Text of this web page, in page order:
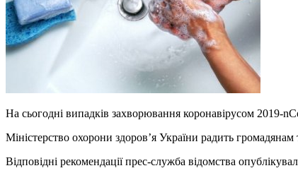
На сьогодні випадків захворювання коронавірусом 2019-
Міністерство охорони здоров’я України радить
Відповідні рекомендації прес-служба відомства